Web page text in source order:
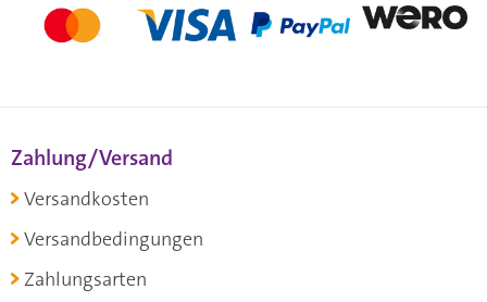
Zahlung/Versand
Versandkosten
Versandbedingungen
Zahlungsarten